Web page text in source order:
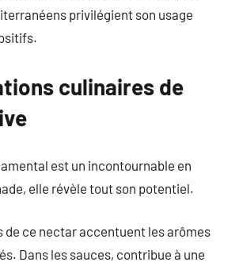
privilégient son usage
culinaires de
est un incontournable en
elle révèle tout son potentiel.
de ce nectar accentuent les arômes
Dans les sauces, contribue à une